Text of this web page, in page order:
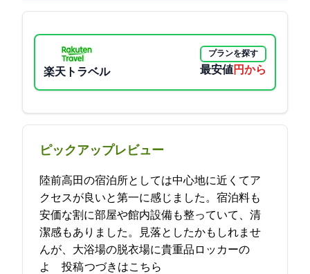
楽天トラベル
プランを探す
最安値7508円から
ピックアップレビュー
陸前高田の宿泊所としては中心地に近くてア
クセスが良いと第一に感じました。宿泊料も
安価な割に部屋や館内設備も整っていて、清
潔感もありました。見落としたかもしれませ
んが、大浴場の脱衣場に貴重品ロッカーの
よ… 2021-11-01 20:56:12投稿つづきはこちら